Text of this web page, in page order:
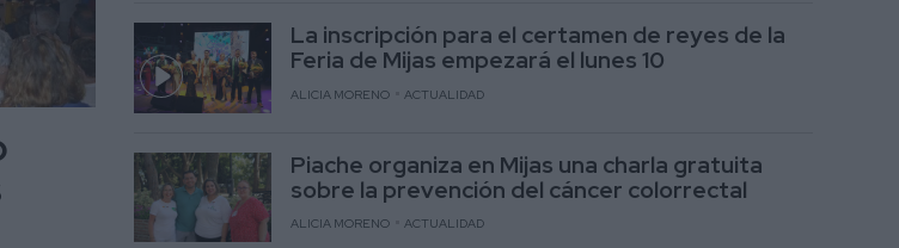
La inscripción para el certamen de reyes de la
Feria de Mijas empezará el lunes 10
ALICIA MORENO ACTUALIDAD
Piache organiza en Mijas una charla gratuita
sobre la prevención del cáncer colorrectal
ALICIA MORENO ACTUALIDAD